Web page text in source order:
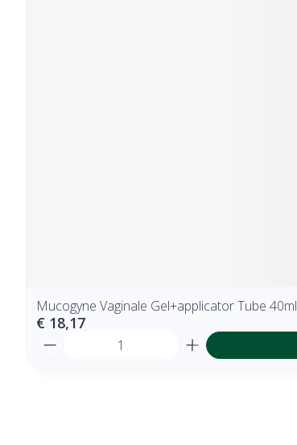
Mucogyne Vaginale Gel+applicator Tube 40ml
€ 18,17